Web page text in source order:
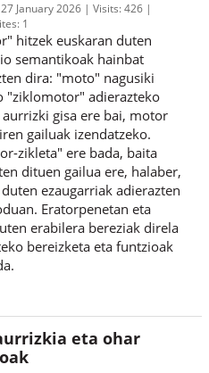
27 January 2026 Visits:426
1
hitzek euskaran duten
semantikoak hainbat
dira: "moto" nagusiki
"ziklomotor" adierazteko
gisa ere bai, motor
gailuak izendatzeko.
zikleta" ere bada, baita
dituen gailua ere, halaber,
ezaugarriak adierazten
Eratorpenetan eta
erabilera bereziak direla
bereizketa eta funtzioak
eta ohar